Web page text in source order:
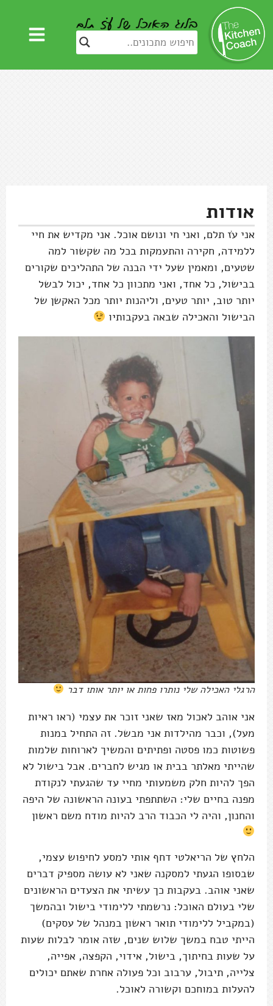
אודות
אני עֹז תלם, ואני חי ונושם אוכל. אני מקדיש את חיי
ללמידה, חקירה והתעמקות בכל מה שקשור למה
שטעים, ומאמין שעל ידי הבנה של התהליכים שקורים
בבישול, כל אחד, ואני מתכוון כל אחד, יכול לבשל
יותר טוב, יותר טעים, וליהנות יותר מכל האקשן של
הבישול והאכילה שבאה בעקבותיו
הרגלי האכילה שלי נותרו פחות או יותר אותו דבר
אני אוהב לאכול מאז שאני זוכר את עצמי (ראו ראיות
מעל), וכבר מהילדות אני מבשל. זה התחיל במנות
פשוטות כמו פסטה ופתיתים והמשיך לארוחות שלמות
שהייתי מאלתר בבית או מגיש לחברים. אבל בישול לא
הפך להיות חלק משמעותי מחיי עד שהגעתי לנקודת
מפנה בחיים שלי: השתתפתי בעונה הראשונה של היפה
והחנון, והיה לי הכבוד הרב להיות מודח משם ראשון
הלחץ של הריאלטי דחף אותי למסע לחיפוש עצמי,
שבסופו הגעתי למסקנה שאני לא עושה מספיק דברים
שאני אוהב. בעקבות כך עשיתי את הצעדים הראשונים
שלי בעולם האוכל: נרשמתי ללימודי בישול ובהמשך
(במקביל ללימודי תואר ראשון במנהל של עסקים)
הייתי טבח במשך שלוש שנים, שזה אומר לבלות שעות
על שעות בחיתוך, בישול, אידוי, הקפצה, אפייה,
צלייה, תיבול, ערבוב וכל פעולה אחרת שאתם יכולים
להעלות במוחכם וקשורה לאוכל.